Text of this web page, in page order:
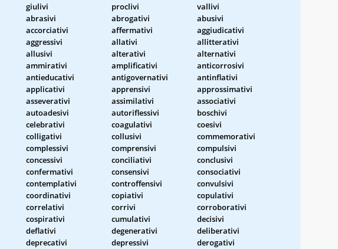
giulivi proclivi
vallivi
abrasivi abrogativi
abusivi
accorciativi affermativi
aggiudicativi
aggressivi allativi
allitterativi
allusivi alterativi
alternativi
ammirativi amplificativi
anticorrosivi
antieducativi antigovernativi
antinflativi
applicativi apprensivi
approssimativi
asseverativi assimilativi
associativi
autoadesivi autoriflessivi
boschivi
celebrativi coagulativi
coesivi
colligativi collusivi
commemorativi
complessivi comprensivi
compulsivi
concessivi conciliativi
conclusivi
confermativi consensivi
consociativi
contemplativi controffensivi
convulsivi
coordinativi copiativi
copulativi
correlativi corrivi
corroborativi
cospirativi cumulativi
decisivi
deflativi degenerativi
deliberativi
deprecativi depressivi
derogativi